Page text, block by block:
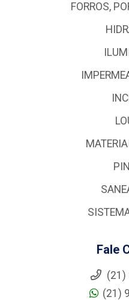
FORROS,
Fale
(21)
(21)